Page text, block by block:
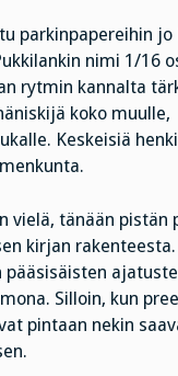
parkinpapereihin
nimi 1/16
rytmin kannalta
koko muulle,
Keskeisiä
vielä, tänään pistän
kirjan
pääsisäisten
Silloin, kun
pintaan nekin